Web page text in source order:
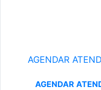
AGENDAR
AGENDAR